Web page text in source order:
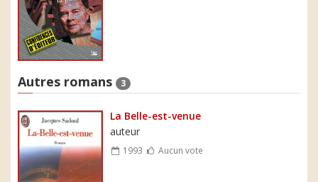
Autres romans 3
La Belle-est-venue
auteur
1993 Aucun vote